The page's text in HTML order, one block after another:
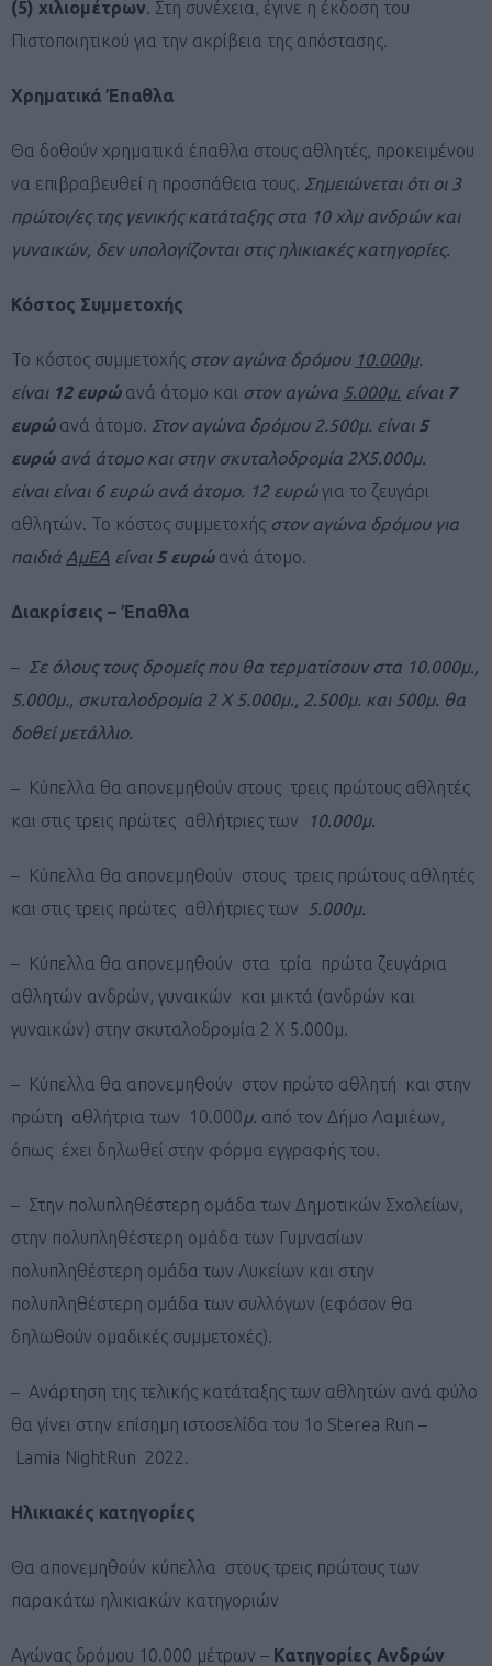
(5) χιλιομέτρων. Στη συνέχεια, έγινε η έκδοση του
Πιστοποιητικού για την ακρίβεια της απόστασης.
Χρηματικά Έπαθλα
Θα δοθούν χρηματικά έπαθλα στους αθλητές, προκειμένου
να επιβραβευθεί η προσπάθεια τους. Σημειώνεται ότι οι 3
πρώτοι/ες της γενικής κατάταξης στα 10 χλμ ανδρών και
γυναικών, δεν υπολογίζονται στις ηλικιακές κατηγορίες.
Κόστος Συμμετοχής
Το κόστος συμμετοχής στον αγώνα δρόμου 10.000μ.
είναι 12 ευρώανά άτομο και στον αγώνα 5.000μ. είναι 7
ευρώανά άτομο. Στον αγώνα δρόμου 2.500μ. είναι 5
ευρώανά άτομο και στην σκυταλοδρομία 2Χ5.000μ.
είναι είναι 6 ευρώ ανά άτομο. 12 ευρώγια το ζευγάρι
αθλητών. Το κόστος συμμετοχής στον αγώνα δρόμου για
παιδιά ΑμΕΑ είναι 5 ευρώανά άτομο.
Διακρίσεις – Έπαθλα
– Σε όλους τους δρομείς που θα τερματίσουν στα 10.000μ.,
5.000μ., σκυταλοδρομία 2 Χ 5.000μ., 2.500μ. και 500μ. θα
δοθεί μετάλλιο.
– Κύπελλα θα απονεμηθούν στους τρεις πρώτους αθλητές
και στις τρεις πρώτες αθλήτριες των
10.000μ.
– Κύπελλα θα απονεμηθούν στους τρεις πρώτους αθλητές
και στις τρεις πρώτες αθλήτριες των
5.000μ.
– Κύπελλα θα απονεμηθούν στα τρία πρώτα ζευγάρια
αθλητών ανδρών, γυναικών και μικτά (ανδρών και
γυναικών) στην σκυταλοδρομία 2 Χ 5.000μ.
– Κύπελλα θα απονεμηθούν στον πρώτο αθλητή και στην
πρώτη αθλήτρια των 10.000μ. από τον Δήμο Λαμιέων,
όπως έχει δηλωθεί στην φόρμα εγγραφής του.
– Στην πολυπληθέστερη ομάδα των Δημοτικών Σχολείων,
στην πολυπληθέστερη ομάδα των Γυμνασίων
πολυπληθέστερη ομάδα των Λυκείων και στην
πολυπληθέστερη ομάδα των συλλόγων (εφόσον θα
δηλωθούν ομαδικές συμμετοχές).
– Ανάρτηση της τελικής κατάταξης των αθλητών ανά φύλο
θα γίνει στην επίσημη ιστοσελίδα του 1o Sterea Run –
Lamia NightRun 2022.
Ηλικιακές κατηγορίες
Θα απονεμηθούν κύπελλα στους τρεις πρώτους των
παρακάτω ηλικιακών κατηγοριών
Αγώνας δρόμου 10.000 μέτρων – Κατηγορίες Ανδρών